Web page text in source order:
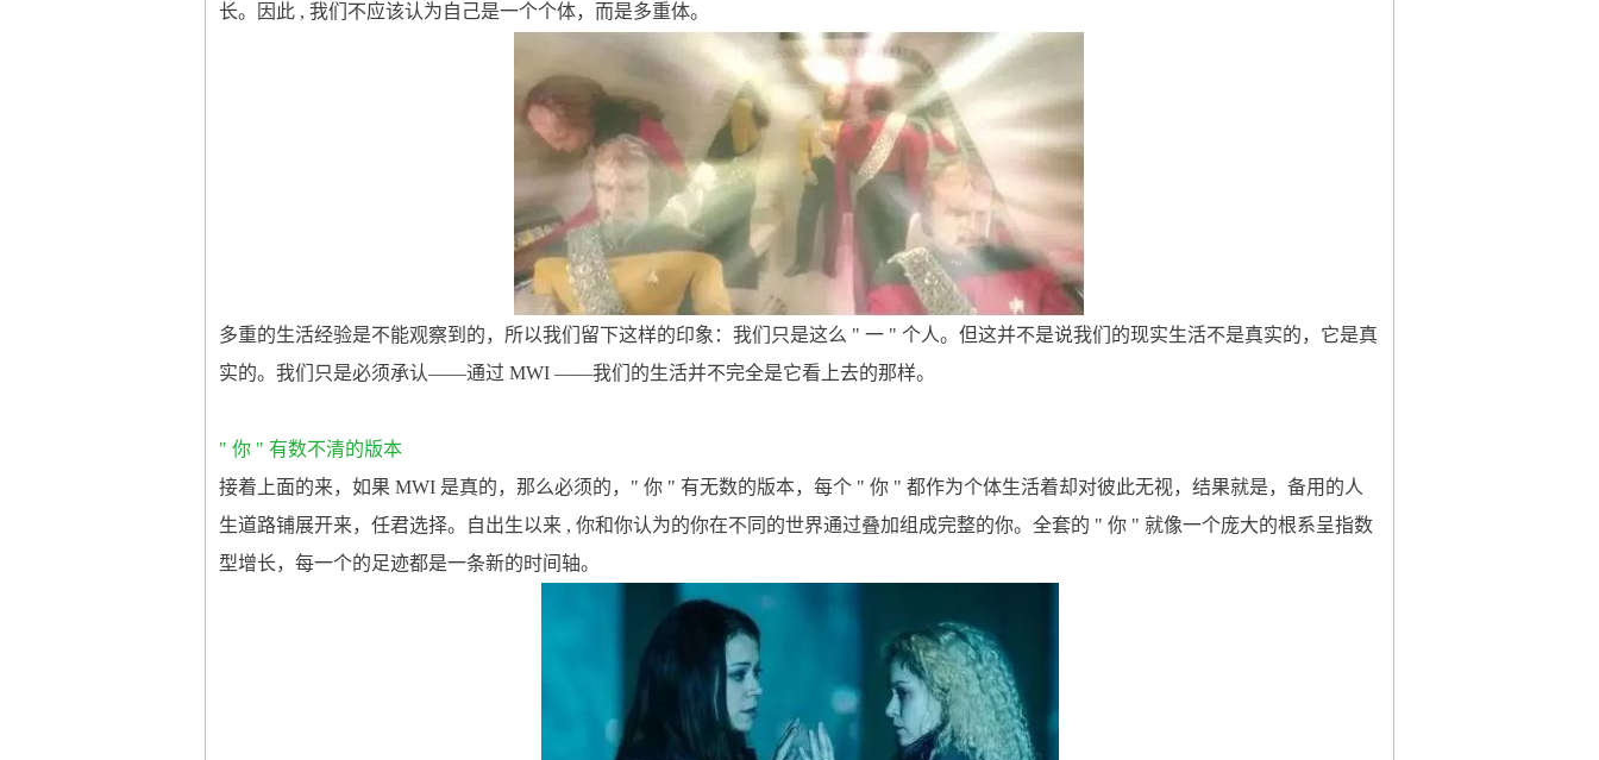
长。因此 , 我们不应该认为自己是一个个体，而是多重体。
多重的生活经验是不能观察到的，所以我们留下这样的印象：我们只是这么 " 一 " 个人。但这并不是说我们的现实生活不是真实的，它是真
实的。我们只是必须承认——通过 MWI ——我们的生活并不完全是它看上去的那样。
" 你 " 有数不清的版本
接着上面的来，如果 MWI 是真的，那么必须的，" 你 " 有无数的版本，每个 " 你 " 都作为个体生活着却对彼此无视，结果就是，备用的人
生道路铺展开来，任君选择。自出生以来 , 你和你认为的你在不同的世界通过叠加组成完整的你。全套的 " 你 " 就像一个庞大的根系呈指数
型增长，每一个的足迹都是一条新的时间轴。